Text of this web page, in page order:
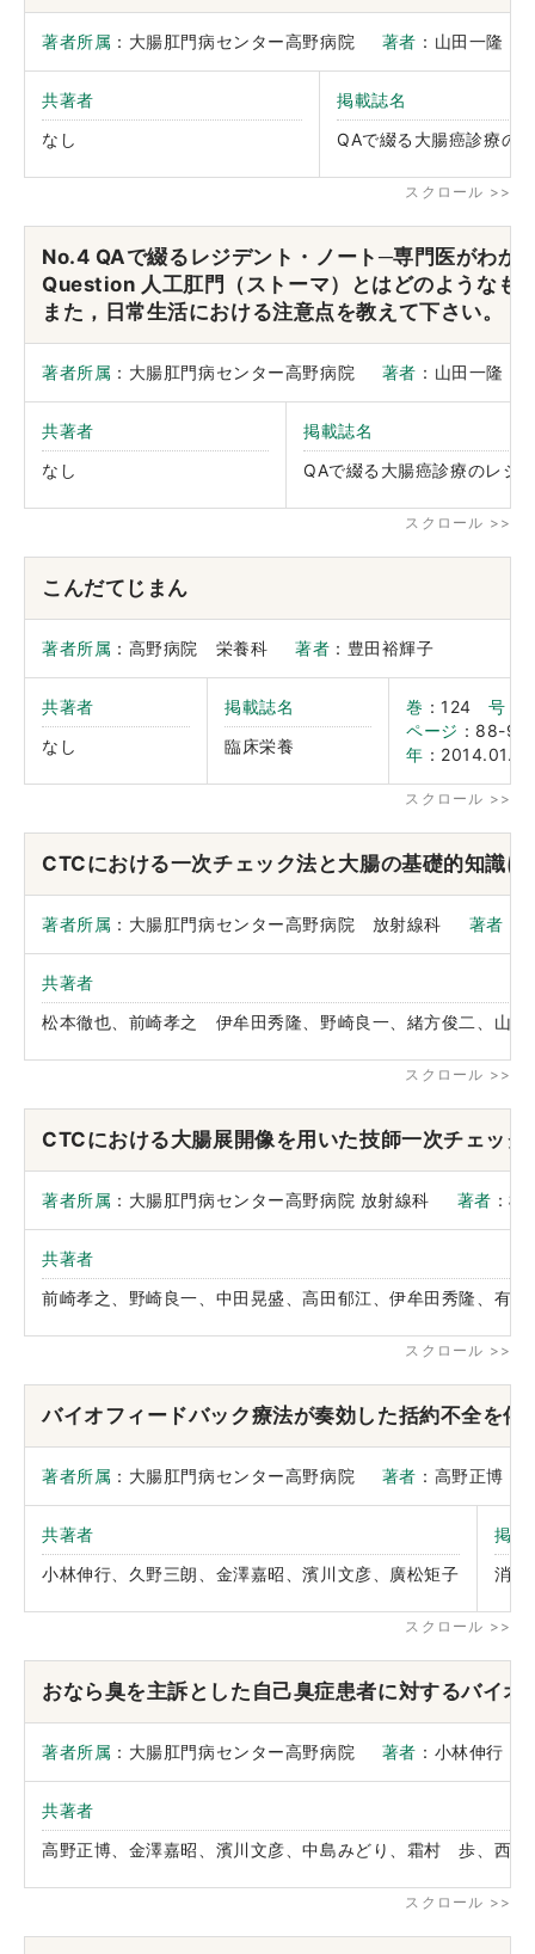
著者所属 ：大腸肛門病センター高野病院 著者 ：山田一隆
共著者
なし
掲載誌名
QAで綴る大腸癌診療の
No.4 QAで綴るレジデント・ノート─専門医がわか
Question 人工肛門（ストーマ）とはどのような
また，日常生活における注意点を教えて下さい。
著者所属 ：大腸肛門病センター高野病院 著者 ：山田一隆
共著者
なし
掲載誌名
QAで綴る大腸癌診療のレジ
こんだてじまん
著者所属 ：高野病院 栄養科著者 ：豊田裕輝子
共著者
なし
掲載誌名
臨床栄養
巻 ：124号
ページ ：88-92
年 ：2014.01.20
CTCにおける一次チェック法と大腸の基礎的知識に
著者所属 ：大腸肛門病センター高野病院 放射線科 著者
共著者
松本徹也、前崎孝之 伊牟田秀隆、野崎良一、緒方俊二、山田
CTCにおける大腸展開像を用いた技師一次チェック
著者所属 ：大腸肛門病センター高野病院 放射線科 著者 ：
共著者
前崎孝之、野崎良一、中田晃盛、高田郁江、伊牟田秀隆、有馬
バイオフィードバック療法が奏効した括約不全を伴
著者所属 ：大腸肛門病センター高野病院 著者 ：高野正博
共著者
小林伸行、久野三朗、金澤嘉昭、濱川文彦、廣松矩子
掲載
消化
おなら臭を主訴とした自己臭症患者に対するバイオ
著者所属 ：大腸肛門病センター高野病院 著者 ：小林伸行
共著者
高野正博、金澤嘉昭、濱川文彦、中島みどり、霜村 歩、西尾